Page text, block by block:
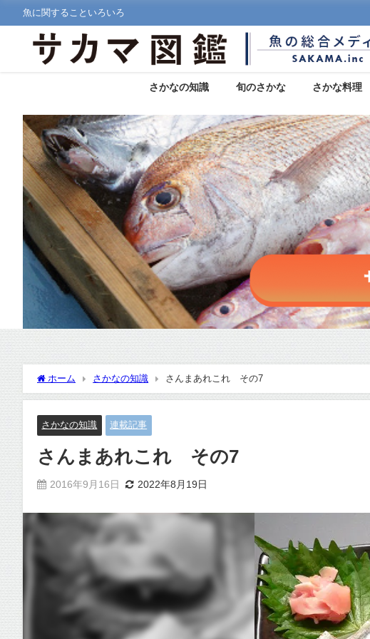
魚に関することいろいろ
さかなの知識 旬のさかな さかな料理
ホーム さかなの知識 さんまあれこれ その7
さかなの知識 連載記事
さんまあれこれ その7
2016年9月16日 2022年8月19日